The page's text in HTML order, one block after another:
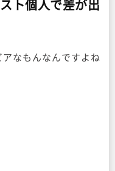
ト個人で差が出
なもんなんですよね